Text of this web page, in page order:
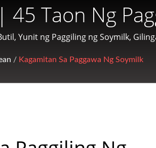
Taon Ng
Pagluluto Mula
Yunit ng Paggiling ng Soymilk,
/ Kagamitan Sa Paggawa Ng Soymilk